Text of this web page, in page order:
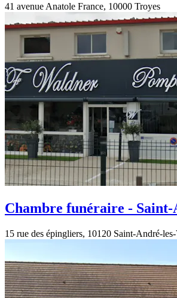
41 avenue Anatole France, 10000 Troyes
Chambre funéraire - Saint-
15 rue des épingliers, 10120 Saint-André-